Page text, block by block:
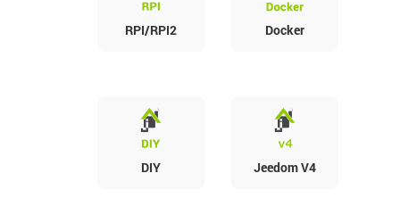
RPI/RPI2 Docker
DIY Jeedom V4